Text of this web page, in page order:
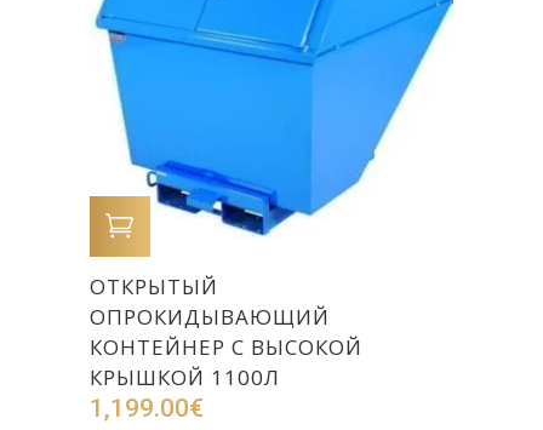
В КОРЗИНУ
ОТКРЫТЫЙ
ОПРОКИДЫВАЮЩИЙ
КОНТЕЙНЕР С ВЫСОКОЙ
КРЫШКОЙ 1100Л
1,199.00€